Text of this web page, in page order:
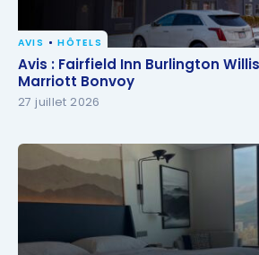
Avis : Fairfield Inn Burlington
Marriott Bonvoy
AVIS HÔTELS
Avis : Fairfield Inn Burlington
Marriott Bonvoy
27 juillet 2026